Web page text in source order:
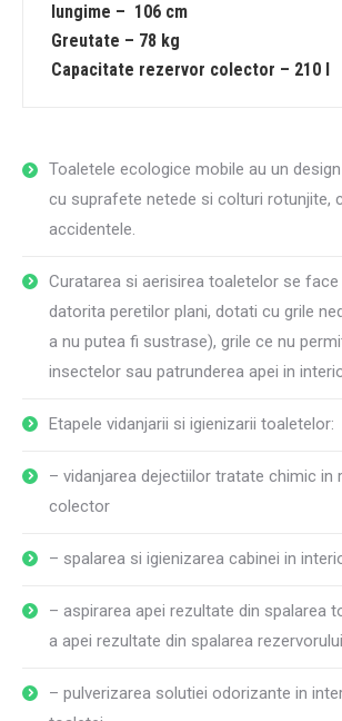
lungime – 106 cm
Greutate – 78 kg
Capacitate rezervor colector – 210 l
Toaletele ecologice mobile au un
cu suprafete netede si colturi rotunjite,
accidentele.
Curatarea si aerisirea toaletelor se
datorita peretilor plani, dotati cu grile
a nu putea fi sustrase), grile ce nu
insectelor sau patrunderea apei in
Etapele vidanjarii si igienizarii toaletelor:
– vidanjarea dejectiilor tratate chimic in
colector
– spalarea si igienizarea cabinei in
– aspirarea apei rezultate din spalarea
a apei rezultate din spalarea
– pulverizarea solutiei odorizante in